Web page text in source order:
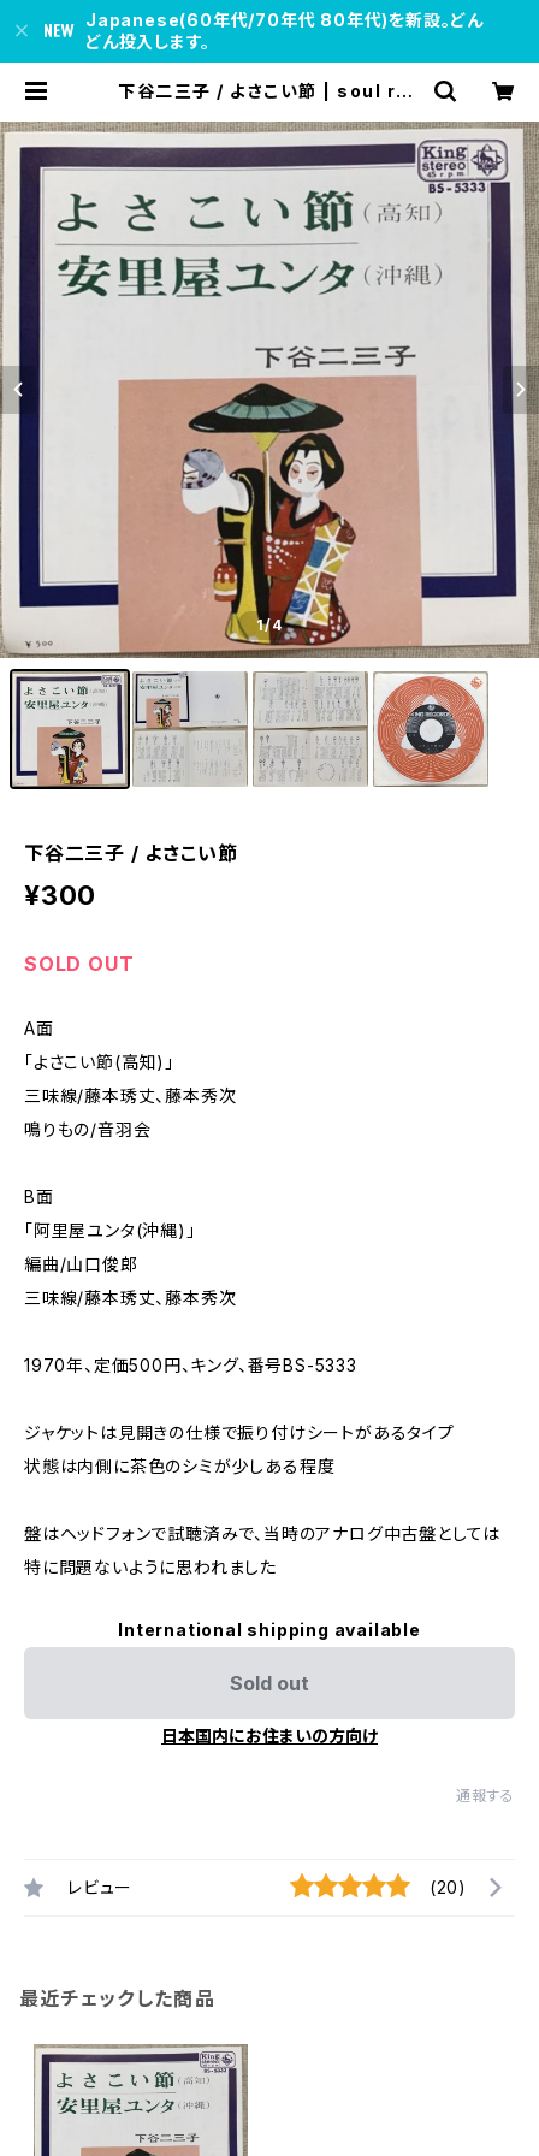
Japanese(60年代/70年代 80年代)を新設。どん
どん投入します。
下谷二三子 / よさこい節 | soul res
1/4
下谷二三子 / よさこい節
¥300
SOLD OUT
A面
「よさこい節(高知)」
三味線/藤本琇丈、藤本秀次
鳴りもの/音羽会
B面
「阿里屋ユンタ(沖縄)」
編曲/山口俊郎
三味線/藤本琇丈、藤本秀次
1970年、定価500円、キング、番号BS-5333
ジャケットは見開きの仕様で振り付けシートがあるタイプ
状態は内側に茶色のシミが少しある程度
盤はヘッドフォンで試聴済みで、当時のアナログ中古盤としては
特に問題ないように思われました
International shipping available
Sold out
日本国内にお住まいの方向け
通報する
レビュー (20)
最近チェックした商品